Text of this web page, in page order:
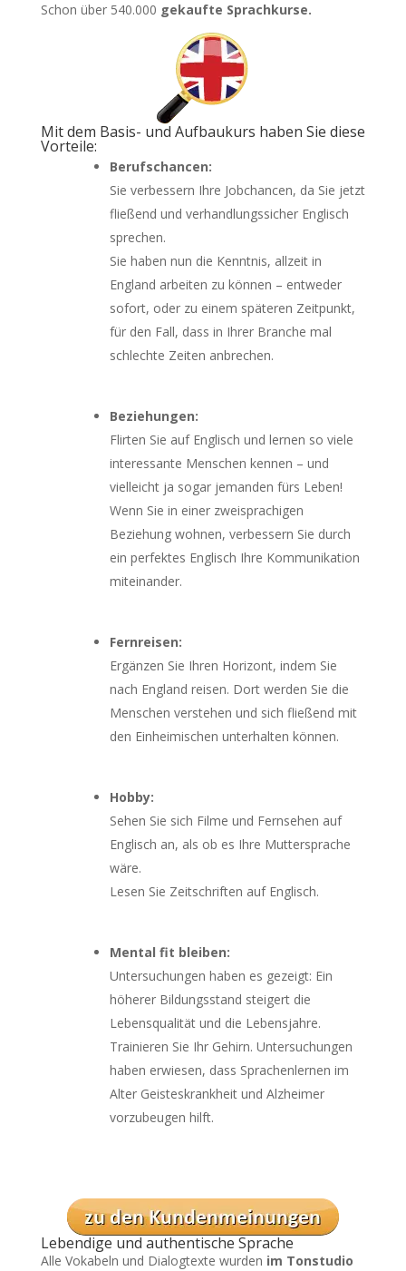
Schon über 540.000 gekaufte Sprachkurse.
Mit dem Basis- und Aufbaukurs haben Sie diese
Vorteile:
Berufschancen:
Sie verbessern Ihre Jobchancen, da Sie jetzt
fließend und verhandlungssicher Englisch
sprechen.
Sie haben nun die Kenntnis, allzeit in
England arbeiten zu können – entweder
sofort, oder zu einem späteren Zeitpunkt,
für den Fall, dass in Ihrer Branche mal
schlechte Zeiten anbrechen.
Beziehungen:
Flirten Sie auf Englisch und lernen so viele
interessante Menschen kennen – und
vielleicht ja sogar jemanden fürs Leben!
Wenn Sie in einer zweisprachigen
Beziehung wohnen, verbessern Sie durch
ein perfektes Englisch Ihre Kommunikation
miteinander.
Fernreisen:
Ergänzen Sie Ihren Horizont, indem Sie
nach England reisen. Dort werden Sie die
Menschen verstehen und sich fließend mit
den Einheimischen unterhalten können.
Hobby:
Sehen Sie sich Filme und Fernsehen auf
Englisch an, als ob es Ihre Muttersprache
wäre.
Lesen Sie Zeitschriften auf Englisch.
Mental fit bleiben:
Untersuchungen haben es gezeigt: Ein
höherer Bildungsstand steigert die
Lebensqualität und die Lebensjahre.
Trainieren Sie Ihr Gehirn. Untersuchungen
haben erwiesen, dass Sprachenlernen im
Alter Geisteskrankheit und Alzheimer
vorzubeugen hilft.
Lebendige und authentische Sprache
Alle Vokabeln und Dialogtexte wurden im Tonstudio